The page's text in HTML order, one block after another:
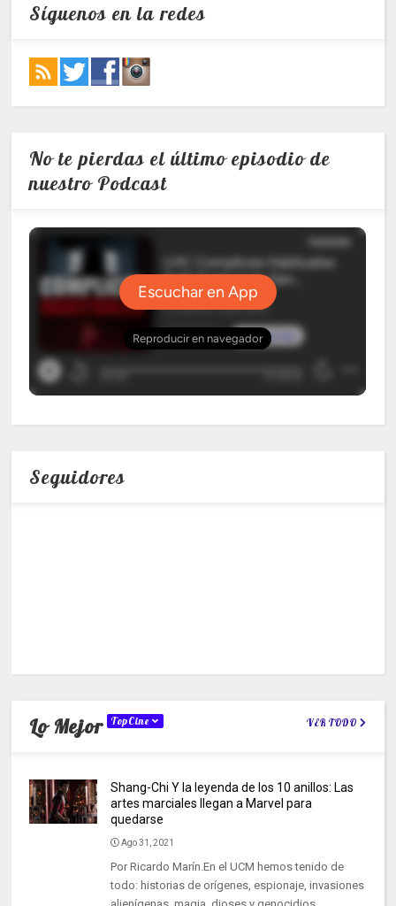
Síguenos en la redes
No te pierdas el último episodio de
nuestro Podcast
Seguidores
Lo Mejor TopCine VER TODO
Shang-Chi Y la leyenda de los 10 anillos: Las
artes marciales llegan a Marvel para
quedarse
Ago 31, 2021
Por Ricardo Marín.En el UCM hemos tenido de
todo: historias de orígenes, espionaje, invasiones